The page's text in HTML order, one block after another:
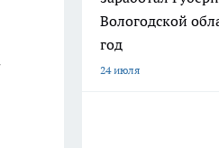
Вологодской
год
24 июля